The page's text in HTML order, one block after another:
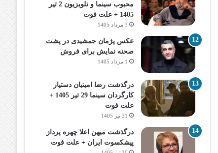
محبوب سینما و تلویزیون 2 تیر
1405 + علت فوت
3 مرداد 1405
عکس پژمان جمشیدی در پشت
صحنه نمایش برای فروش
1 مرداد 1405
درگذشت رضا امینیان دستیار
کارگردان سینما 29 تیر 1405 +
علت فوت
31 تیر 1405
درگذشت میهن اعلا چهره پرداز
پیشکسوت ایران + علت فوت